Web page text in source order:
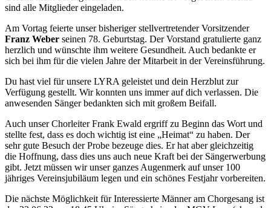
sind alle Mitglieder eingeladen.
Am Vortag feierte unser bisheriger stellvertretender Vorsitzender
Franz Weber seinen 78. Geburtstag. Der Vorstand gratulierte ganz
herzlich und wünschte ihm weitere Gesundheit. Auch bedankte er
sich bei ihm für die vielen Jahre der Mitarbeit in der Vereinsführung.
Du hast viel für unsere LYRA geleistet und dein Herzblut zur
Verfügung gestellt. Wir konnten uns immer auf dich verlassen. Die
anwesenden Sänger bedankten sich mit großem Beifall.
Auch unser Chorleiter Frank Ewald ergriff zu Beginn das Wort und
stellte fest, dass es doch wichtig ist eine „Heimat“ zu haben. Der
sehr gute Besuch der Probe bezeuge dies. Er hat aber gleichzeitig
die Hoffnung, dass dies uns auch neue Kraft bei der Sängerwerbung
gibt. Jetzt müssen wir unser ganzes Augenmerk auf unser 100
jähriges Vereinsjubiläum legen und ein schönes Festjahr vorbereiten.
Die nächste Möglichkeit für Interessierte Männer am Chorgesang ist